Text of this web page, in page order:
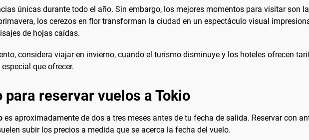
únicas durante todo el año. Sin embargo, los mejores momentos para visitar son
los cerezos en flor transforman la ciudad en un espectáculo visual
de hojas caídas.
considera viajar en invierno, cuando el turismo disminuye y los hoteles ofrecen
que ofrecer.
reservar vuelos a Tokio
es aproximadamente de dos a tres meses antes de tu fecha de salida. Reservar con
subir los precios a medida que se acerca la fecha del vuelo.